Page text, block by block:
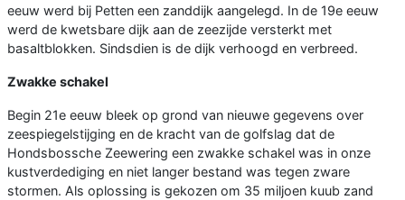
eeuw werd bij Petten een zanddijk aangelegd. In de 19e eeuw
werd de kwetsbare dijk aan de zeezijde versterkt met
basaltblokken. Sindsdien is de dijk verhoogd en verbreed.
Zwakke schakel
Begin 21e eeuw bleek op grond van nieuwe gegevens over
zeespiegelstijging en de kracht van de golfslag dat de
Hondsbossche Zeewering een zwakke schakel was in onze
kustverdediging en niet langer bestand was tegen zware
stormen. Als oplossing is gekozen om 35 miljoen kuub zand